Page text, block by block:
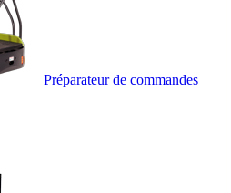
Préparateur de commandes